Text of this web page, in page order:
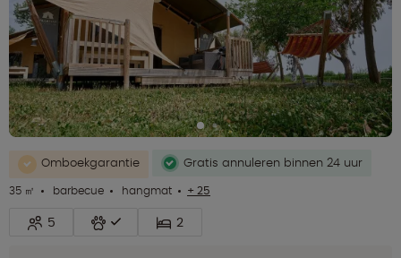
Omboekgarantie
Gratis annuleren binnen 24 uur
35 ㎡
barbecue hangmat + 25
5 2